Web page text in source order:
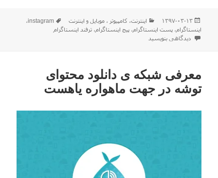
ارسال
شده
در
۱۳۹۷-۰۳-۱۳ دسته‌ها
اينترنت، كامپيوتر ، موبایل و اينترنت برچسب‌ها
instagram،
اینستاگرام،پست اینستاگرام،پیج اینستاگرام،ترفند اینستاگرام
برای معیار نمایش پست ها در اینستاگرام چیست؟
دیدگاهی بنویسید
معرفی شبکه ی دانلود محتوای
توشه در جهت ماهواره یاهست